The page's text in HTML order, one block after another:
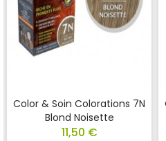
Color & Soin Colorations 7N
Blond Noisette
11,50 €